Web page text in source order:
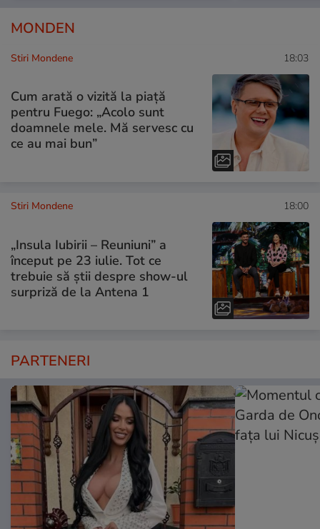
MONDEN
Stiri Mondene 18:03
Cum arată o vizită la piață
pentru Fuego: „Acolo sunt
doamnele mele. Mă servesc cu
ce au mai bun”
Stiri Mondene 18:00
„Insula Iubirii – Reuniuni” a
început pe 23 iulie. Tot ce
trebuie să știi despre show-ul
surpriză de la Antena 1
PARTENERI